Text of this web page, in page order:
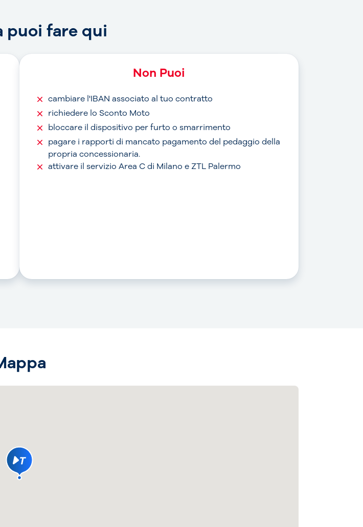
puoi fare qui
Non Puoi
cambiare l'IBAN associato al tuo contratto
richiedere lo Sconto Moto
bloccare il dispositivo per furto o smarrimento
pagare i rapporti di mancato pagamento del pedaggio della
propria concessionaria.
attivare il servizio Area C di Milano e ZTL Palermo